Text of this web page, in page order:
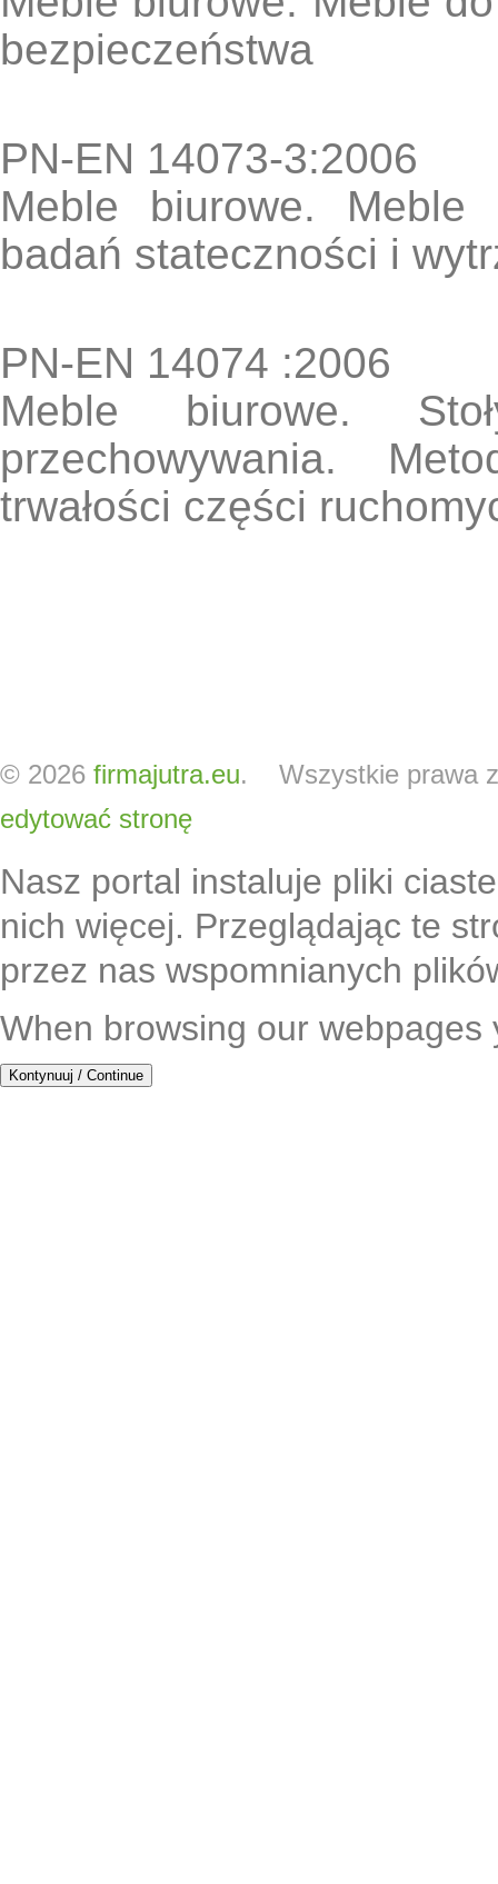
bezpieczeństwa
PN-EN 14073-3:2006
Meble biurowe. Meble
badań stateczności i
PN-EN 14074 :2006
Meble biurowe.
przechowywania.
trwałości części
© 2026 firmajutra.eu. Wszystkie prawa
edytować stronę
Nasz portal instaluje pliki
nich więcej. Przeglądając te
przez nas wspomnianych
When browsing our